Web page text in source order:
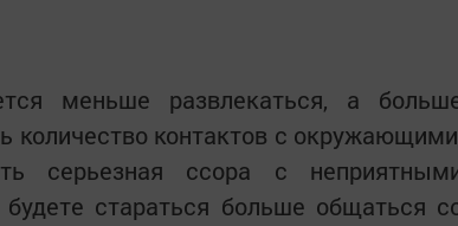
меньше развлекаться, а
количество контактов с
серьезная ссора с
стараться больше общаться